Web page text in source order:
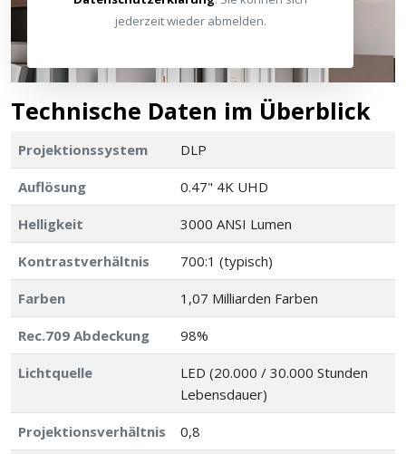
Technische Daten im Überblick
Projektionssystem DLP
Auflösung 0.47" 4K UHD
Helligkeit 3000 ANSI Lumen
Kontrastverhältnis 700:1 (typisch)
Farben 1,07 Milliarden Farben
Rec.709 Abdeckung 98%
Lichtquelle
LED (20.000 / 30.000 Stunden
Lebensdauer)
Projektionsverhältnis 0,8
jederzeit wieder abmelden.